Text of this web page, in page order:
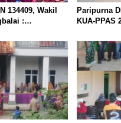
134409, Wakil
:
Literasi dan
Didik
Paripurna
KUA-PPAS